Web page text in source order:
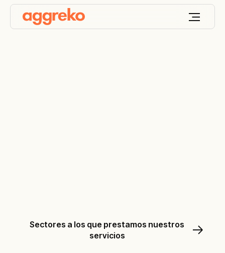
Sectores a los que prestamos nuestros
servicios